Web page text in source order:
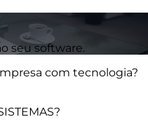
seu software.
com tecnologia?